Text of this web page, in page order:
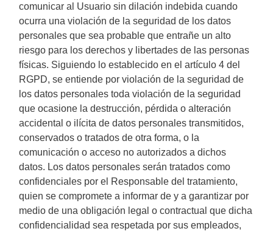
comunicar al Usuario sin dilación indebida cuando
ocurra una violación de la seguridad de los datos
personales que sea probable que entrañe un alto
riesgo para los derechos y libertades de las personas
físicas. Siguiendo lo establecido en el artículo 4 del
RGPD, se entiende por violación de la seguridad de
los datos personales toda violación de la seguridad
que ocasione la destrucción, pérdida o alteración
accidental o ilícita de datos personales transmitidos,
conservados o tratados de otra forma, o la
comunicación o acceso no autorizados a dichos
datos. Los datos personales serán tratados como
confidenciales por el Responsable del tratamiento,
quien se compromete a informar de y a garantizar por
medio de una obligación legal o contractual que dicha
confidencialidad sea respetada por sus empleados,